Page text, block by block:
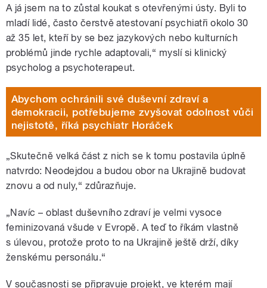
A já jsem na to zůstal koukat s otevřenými ústy. Byli to
mladí lidé, často čerstvě atestovaní psychiatři okolo 30
až 35 let, kteří by se bez jazykových nebo kulturních
problémů jinde rychle adaptovali,“ myslí si klinický
psycholog a psychoterapeut.
Abychom ochránili své duševní zdraví a
demokracii, potřebujeme zvyšovat odolnost vůči
nejistotě, říká psychiatr Horáček
„Skutečně velká část z nich se k tomu postavila úplně
natvrdo: Neodejdou a budou obor na Ukrajině budovat
znovu a od nuly,“ zdůrazňuje.
„Navíc – oblast duševního zdraví je velmi vysoce
feminizovaná všude v Evropě. A teď to říkám vlastně
s úlevou, protože proto to na Ukrajině ještě drží, díky
ženskému personálu.“
V současnosti se připravuje projekt, ve kterém mají